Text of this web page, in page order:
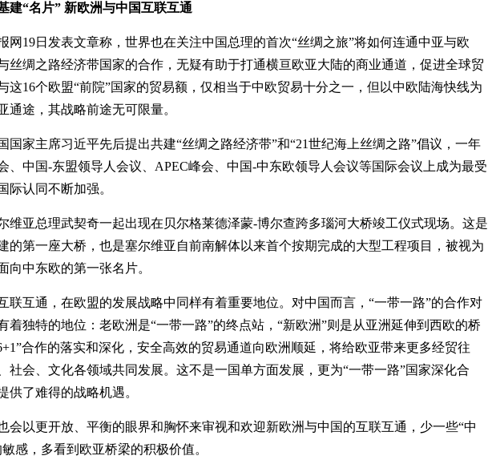
建“名片” 新欧洲与中国互联互通
19日发表文章称，世界也在关注中国总理的首次“丝绸之旅”将如何连通中亚与欧
丝绸之路经济带国家的合作，无疑有助于打通横亘欧亚大陆的商业通道，促进全球贸
这16个欧盟“前院”国家的贸易额，仅相当于中欧贸易十分之一，但以中欧陆海快线为
通途，其战略前途无可限量。
家主席习近平先后提出共建“丝绸之路经济带”和“21世纪海上丝绸之路”倡议，一年
、中国-东盟领导人会议、APEC峰会、中国-中东欧领导人会议等国际会议上成为最受
际认同不断加强。
维亚总理武契奇一起出现在贝尔格莱德泽蒙-博尔查跨多瑙河大桥竣工仪式现场。这是
的第一座大桥，也是塞尔维亚自前南解体以来首个按期完成的大型工程项目，被视为
向中东欧的第一张名片。
联互通，在欧盟的发展战略中同样有着重要地位。对中国而言，“一带一路”的合作对
着独特的地位：老欧洲是“一带一路”的终点站，“新欧洲”则是从亚洲延伸到西欧的桥
合作的落实和深化，安全高效的贸易通道向欧洲顺延，将给欧亚带来更多经贸往
社会、文化各领域共同发展。这不是一国单方面发展，更为“一带一路”国家深化合
供了难得的战略机遇。
会以更开放、平衡的眼界和胸怀来审视和欢迎新欧洲与中国的互联互通，少一些“中
感，多看到欧亚桥梁的积极价值。